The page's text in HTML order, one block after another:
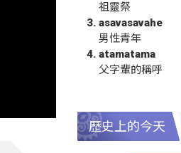
祖靈祭
asavasavahe
男性青年
atamatama
父字輩的稱呼
歷史上的今天